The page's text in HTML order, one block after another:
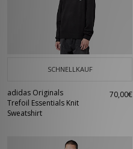
SCHNELLKAUF
adidas Originals
Trefoil Essentials Knit
Sweatshirt
70,00€